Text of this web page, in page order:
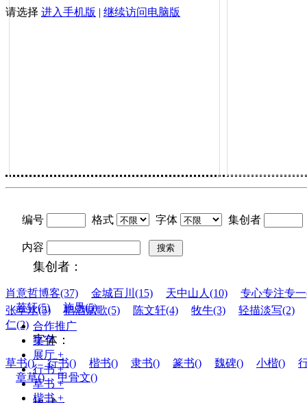
请选择 进入手机版 | 继续访问电脑版
编号 格式 字体 集创者
内容 搜索
集创者：
肖意哲博客(37) 金城百川(15) 天中山人(10)
专心专注专
若轩(5)
施愚(5)
张学水(5) 把酒赋歌(5) 陈文轩(4) 牧牛(3)
轻描淡写(2)
仁(2)
字体：
草书() 行书() 楷书() 隶书() 篆书() 魏碑() 小楷()
章草() 甲骨文()
合作推广
集字
展厅 +
行书+
草书 +
楷书+